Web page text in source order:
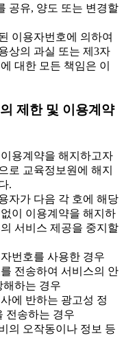
공유, 양도 또는 변경할
이용자번호에 의하여
상의 과실 또는 제3자
대한 모든 책임은 이
제한 및 이용계약
용계약을 해지하고자
로 교육정보원에 해지
.
자가 다음 각 호에 해당
이 이용계약을 해지하
서비스 제공을 중지할
번호를 사용한 경우
전송하여 서비스의 안
해하는 경우
에 반하는 광고성 정
전송하는 경우
의 오작동이나 정보 등